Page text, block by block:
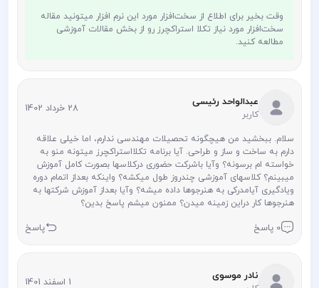
وقت بخیر برای اطلاع از سخت‌افزار مورد این نرم افزار میتونید مقاله
سخت‌افزار مورد نیاز تکلا استراکچرز رو از بخش مقالات آموزشی
مطالعه کنید.
عبدالواحد رئیسی
کاربر 28 خرداد 1402
سلام. ببخشید من هیچگونه تحصیلات مهندسی ندارم، اما خیلی علاقه
دارم به ساخت و ساز و طراحی. آیا برنامه تکلااستراکچرز میتونه منو به
خواسته ام برسونه؟ وآیا باشرکت حضوری درکلاسها بصورت کامل آموزش
میبینم؟ کلاسهای آموزشی چندروز طول میکشه؟ واینکه بعداز اتمام دوره
ویادگیری آیامدرکی به هنرجوها داده میشه؟ وآیا بعداز آموزش شرکتها به
هنرجوها کار دراین زمینه میدن؟ ممنون میشم پاسخ بدین؟
0 پاسخ پاسخ
نادر موسوی 1 اسفند 1401